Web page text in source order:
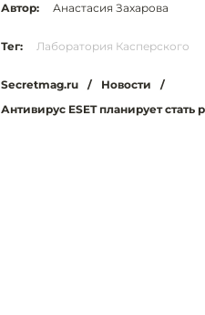
Автор: Анастасия Захарова
Тег: Лаборатория Касперского
Secretmag.ru / Новости
/
Антивирус ESET планирует